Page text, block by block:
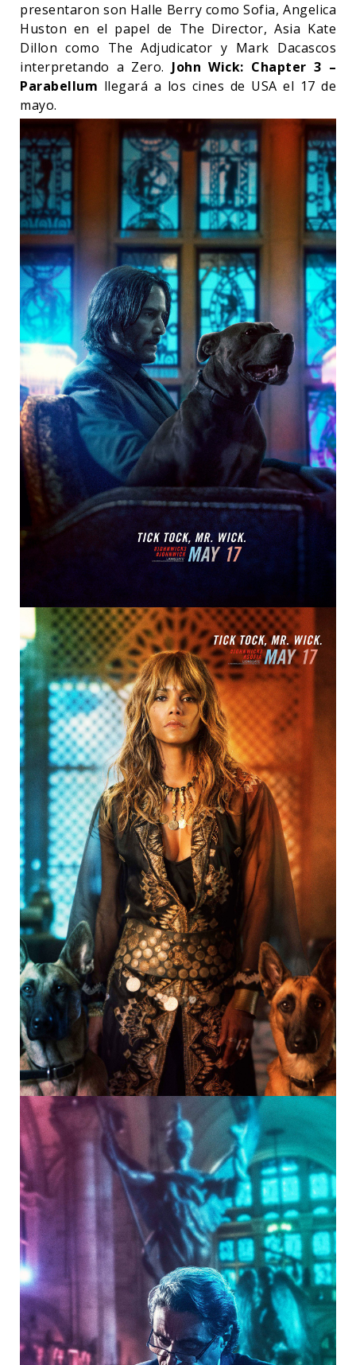
presentaron son Halle Berry como Sofia, Angelica
Huston en el papel de The Director, Asia Kate
Dillon como The Adjudicator y Mark Dacascos
interpretando a Zero. John Wick: Chapter 3 –
Parabellum llegará a los cines de USA el 17 de
mayo.